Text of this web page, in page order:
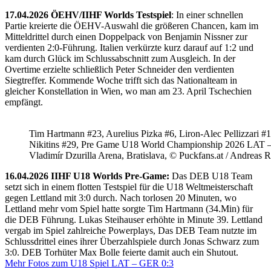
17.04.2026 ÖEHV/IIHF Worlds Testspiel: In einer schnellen
Partie kreierte die ÖEHV-Auswahl die größeren Chancen, kam im
Mitteldrittel durch einen Doppelpack von Benjamin Nissner zur
verdienten 2:0-Führung. Italien verkürzte kurz darauf auf 1:2 und
kam durch Glück im Schlussabschnitt zum Ausgleich. In der
Overtime erzielte schließlich Peter Schneider den verdienten
Siegtreffer. Kommende Woche trifft sich das Nationalteam in
gleicher Konstellation in Wien, wo man am 23. April Tschechien
empfängt.
Tim Hartmann #23, Aurelius Pizka #6, Liron-Alec Pellizzari
Nikitins #29, Pre Game U18 World Championship 2026 LAT
Vladimír Dzurilla Arena, Bratislava, © Puckfans.at / Andreas
16.04.2026 IIHF U18 Worlds Pre-Game: Das DEB U18 Team
setzt sich in einem flotten Testspiel für die U18 Weltmeisterschaft
gegen Lettland mit 3:0 durch. Nach torlosen 20 Minuten, wo
Lettland mehr vom Spiel hatte sorgte Tim Hartmann (34.Min) für
die DEB Führung. Lukas Steihauser erhöhte in Minute 39. Lettland
vergab im Spiel zahlreiche Powerplays, Das DEB Team nutzte im
Schlussdrittel eines ihrer Überzahlspiele durch Jonas Schwarz zum
3:0. DEB Torhüter Max Bolle feierte damit auch ein Shutout.
Mehr Fotos zum U18 Spiel LAT – GER 0:3